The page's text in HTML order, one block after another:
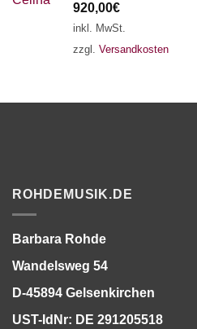
920,00€
inkl. MwSt.
zzgl. Versandkosten
ROHDEMUSIK.DE
Barbara Rohde
Wandelsweg 54
D-45894 Gelsenkirchen
UST-IdNr: DE 291205518